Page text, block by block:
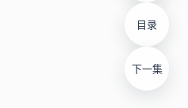
目录
下一集